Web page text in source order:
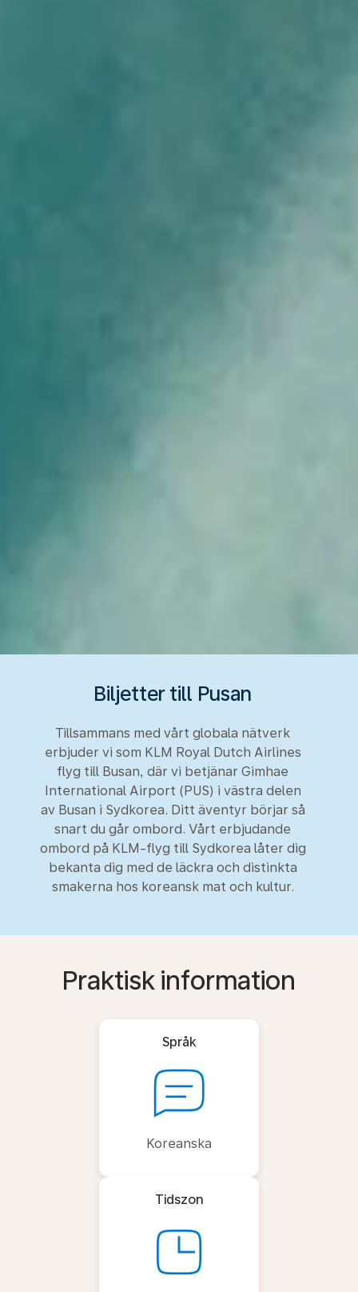
Biljetter till Pusan
Tillsammans med vårt globala nätverk
erbjuder vi som KLM Royal Dutch Airlines
flyg till Busan, där vi betjänar Gimhae
International Airport (PUS) i västra delen
av Busan i Sydkorea. Ditt äventyr börjar så
snart du går ombord. Vårt erbjudande
ombord på KLM-flyg till Sydkorea låter dig
bekanta dig med de läckra och distinkta
smakerna hos koreansk mat och kultur.
Praktisk information
Språk
Koreanska
Tidszon